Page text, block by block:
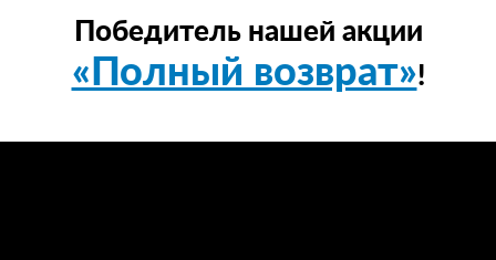
Победитель нашей акции
«Полный возврат»!